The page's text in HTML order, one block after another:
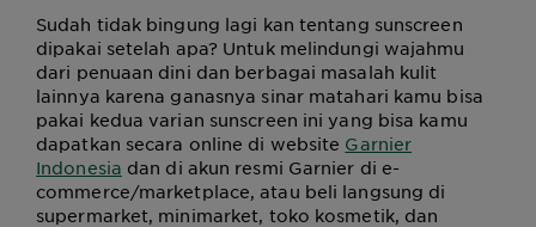
Sudah tidak bingung lagi kan tentang sunscreen
dipakai setelah apa? Untuk melindungi wajahmu
dari penuaan dini dan berbagai masalah kulit
lainnya karena ganasnya sinar matahari kamu bisa
pakai kedua varian sunscreen ini yang bisa kamu
dapatkan secara online di website Garnier
Indonesia dan di akun resmi Garnier di e-
commerce/marketplace, atau beli langsung di
supermarket, minimarket, toko kosmetik, dan